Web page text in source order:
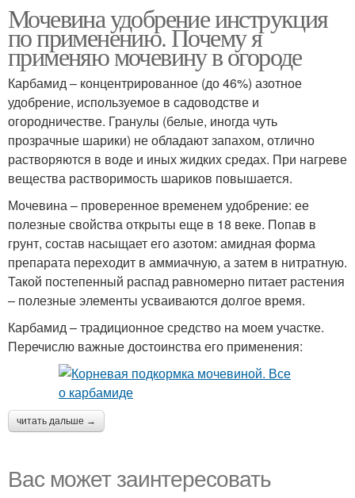
Мочевина удобрение инструкция
по применению. Почему я
применяю мочевину в огороде
Карбамид – концентрированное (до 46%) азотное
удобрение, используемое в садоводстве и
огородничестве. Гранулы (белые, иногда чуть
прозрачные шарики) не обладают запахом, отлично
растворяются в воде и иных жидких средах. При нагреве
вещества растворимость шариков повышается.
Мочевина – проверенное временем удобрение: ее
полезные свойства открыты еще в 18 веке. Попав в
грунт, состав насыщает его азотом: амидная форма
препарата переходит в аммиачную, а затем в нитратную.
Такой постепенный распад равномерно питает растения
– полезные элементы усваиваются долгое время.
Карбамид – традиционное средство на моем участке.
Перечислю важные достоинства его применения:
читать дальше →
Вас может заинтересовать